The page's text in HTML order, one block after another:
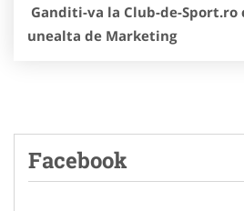
Ganditi-va la Club-de-Sport.ro
unealta de Marketing
Facebook